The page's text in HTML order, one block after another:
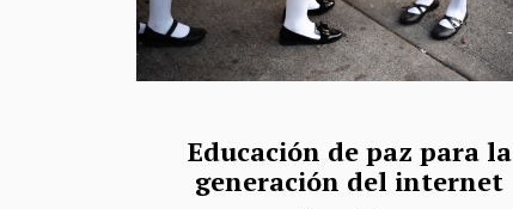
Educación de paz para la
generación del internet